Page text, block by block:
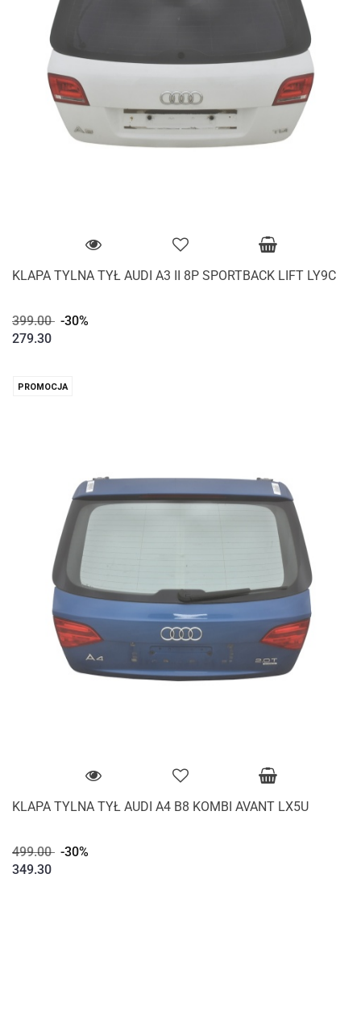
KLAPA TYLNA TYŁ AUDI A3 II 8P SPORTBACK LIFT LY9C
399.00 -30%
279.30
PROMOCJA
KLAPA TYLNA TYŁ AUDI A4 B8 KOMBI AVANT LX5U
499.00 -30%
349.30